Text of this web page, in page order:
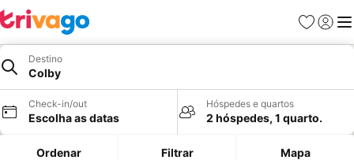
Favoritos
Iniciar
Destino
Colby
Check-in/out
Escolha as datas
Hóspedes e quartos
2 hóspedes, 1 quarto.
Ordenar Filtrar Mapa